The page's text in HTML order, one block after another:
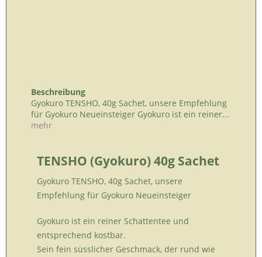
Beschreibung
Gyokuro TENSHO, 40g Sachet, unsere Empfehlung
für Gyokuro Neueinsteiger Gyokuro ist ein reiner...
mehr
TENSHO (Gyokuro) 40g Sachet
Gyokuro TENSHO, 40g Sachet, unsere
Empfehlung für Gyokuro Neueinsteiger
Gyokuro ist ein reiner Schattentee und
entsprechend kostbar.
Sein fein süsslicher Geschmack, der rund wie